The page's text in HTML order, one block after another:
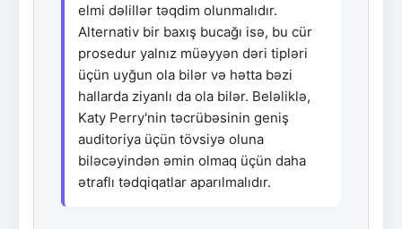
elmi dəlillər təqdim olunmalıdır.
Alternativ bir baxış bucağı isə, bu cür
prosedur yalnız müəyyən dəri tipləri
üçün uyğun ola bilər və hətta bəzi
hallarda ziyanlı da ola bilər. Beləliklə,
Katy Perry'nin təcrübəsinin geniş
auditoriya üçün tövsiyə oluna
biləcəyindən əmin olmaq üçün daha
ətraflı tədqiqatlar aparılmalıdır.